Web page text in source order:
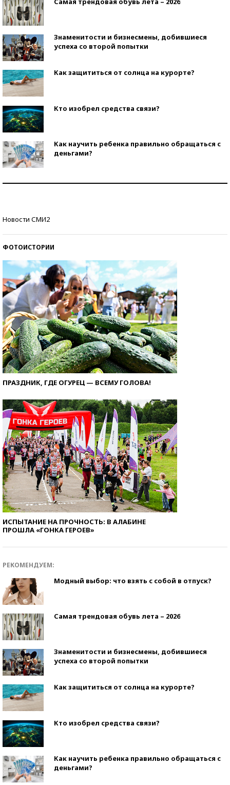
Знаменитости и бизнесмены, добившиеся
успеха со второй попытки
Как защититься от солнца на курорте?
Кто изобрел средства связи?
Как научить ребенка правильно обращаться с
деньгами?
Новости СМИ2
ФОТОИСТОРИИ
ПРАЗДНИК, ГДЕ ОГУРЕЦ — ВСЕМУ ГОЛОВА!
ИСПЫТАНИЕ НА ПРОЧНОСТЬ: В АЛАБИНЕ
ПРОШЛА «ГОНКА ГЕРОЕВ»
РЕКОМЕНДУЕМ:
Модный выбор: что взять с собой в отпуск?
Самая трендовая обувь лета – 2026
Знаменитости и бизнесмены, добившиеся
успеха со второй попытки
Как защититься от солнца на курорте?
Кто изобрел средства связи?
Как научить ребенка правильно обращаться с
деньгами?